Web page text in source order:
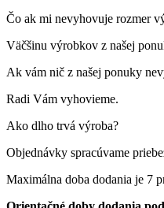
Čo ak mi nevyhovuje rozmer
Väčšinu výrobkov z našej
Ak vám nič z našej ponuky
Radi Vám vyhovieme.
Ako dlho trvá výroba?
Objednávky spracúvame
Maximálna doba dodania je 7